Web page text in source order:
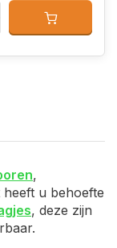
,
u behoefte
, deze zijn